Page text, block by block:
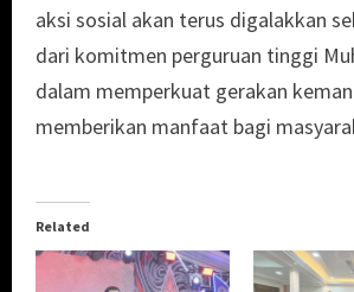
aksi sosial akan terus digalakkan
dari komitmen perguruan tinggi
dalam memperkuat gerakan
memberikan manfaat bagi
Related